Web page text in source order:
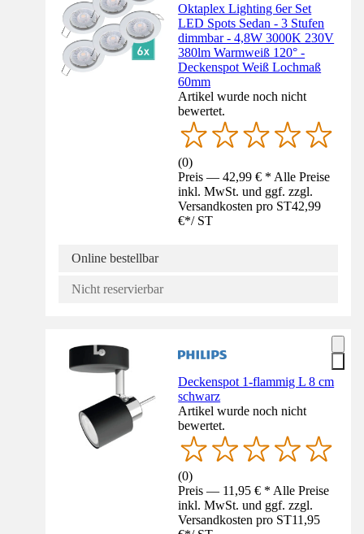
Oktaplex Lighting 6er Set
LED Spots Sedan - 3 Stufen
dimmbar - 4,8W 3000K 230V
380lm Warmweiß 120° -
Deckenspot Weiß Lochmaß
60mm
Artikel wurde noch nicht
bewertet.
(0)
Preis — 42,99 € * Alle Preise
inkl. MwSt. und ggf. zzgl.
Versandkosten pro ST42,99
€*/ ST
Online bestellbar
Nicht reservierbar
Deckenspot 1-flammig L 8 cm
schwarz
Artikel wurde noch nicht
bewertet.
(0)
Preis — 11,95 € * Alle Preise
inkl. MwSt. und ggf. zzgl.
Versandkosten pro ST11,95